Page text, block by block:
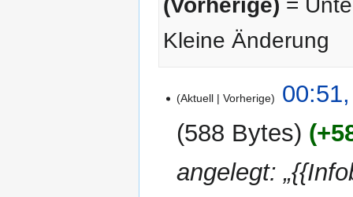
(Vorherige) =
Kleine Änderung
November
2025
Aktuell Vorherige
588 Bytes
angelegt: